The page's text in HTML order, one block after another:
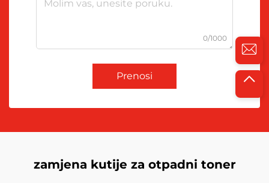
0/1000
Prenosi
zamjena kutije za otpadni toner